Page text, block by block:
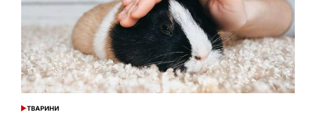
ОПУБЛІКУВАТИ
ТВАРИНИ